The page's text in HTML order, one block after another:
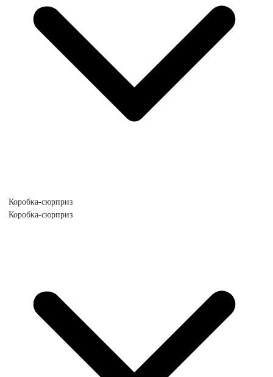
Коробка-сюрприз
Коробка-сюрприз